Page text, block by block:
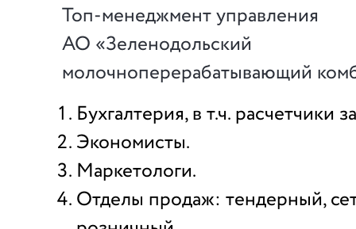
Топ-менеджмент управления
АО «Зеленодольский
молочноперерабатывающий
Бухгалтерия, в т.ч. расчетчики
Экономисты.
Маркетологи.
Отделы продаж: тендерный,